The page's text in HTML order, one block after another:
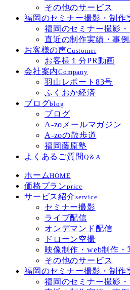
その他のサービス
福岡のセミナー撮影・制作
福岡のセミナー撮影
直近の制作実績・事
お客様の声Customer
お客様１分PR動画
会社案内Company
羽山レポート83号
ふくおか経済
ブログblog
ブログ
A-zoメールマガジン
A-zoの散歩道
福岡藤原塾
よくあるご質問 Q＆A
ホームHOME
価格プランprice
サービス紹介service
セミナー撮影
ライブ配信
オンデマンド配信
ドローン空撮
映像制作・web制作・
その他のサービス
福岡のセミナー撮影・制作
福岡のセミナー撮影